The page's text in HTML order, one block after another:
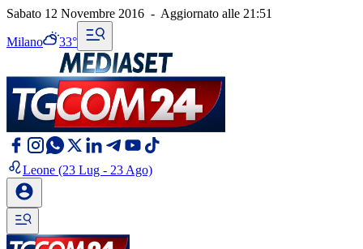
Sabato 12 Novembre 2016 - Aggiornato alle 21:51
Milano 33°
Leone (23 Lug - 23 Ago)